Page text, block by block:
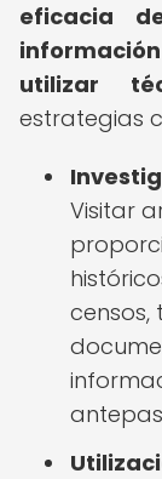
eficacia
utilizar
estrategias
Visitar
censos,